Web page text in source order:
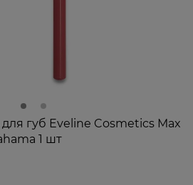
губ Eveline Cosmetics Max
1 шт